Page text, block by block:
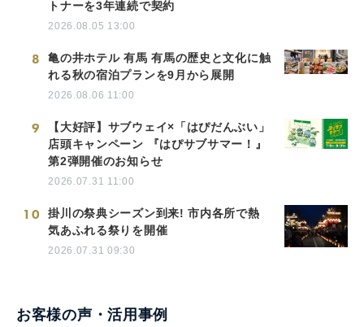
トナーを3年連続で契約
2026.08.05 13:00
8
亀の井ホテル 有馬 有馬の歴史と文化に触
れる秋の宿泊プランを9月から展開
2026.08.06 11:00
9
【大好評】サブウェイ×「はぴだんぶい」
店頭キャンペーン 『はぴサブサマー！』
第2弾開催のお知らせ
2026.07.31 11:00
10
掛川の祭典シーズン到来! 市内各所で熱
気あふれる祭りを開催
2026.07.31 09:30
お客様の声・活用事例